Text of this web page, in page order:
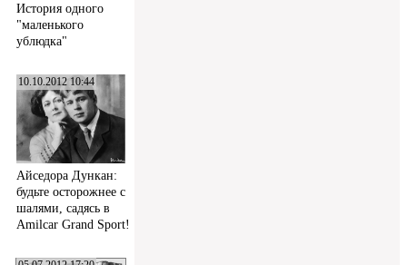
История одного
"маленького
ублюдка"
10.10.2012 10:44
Айседора Дункан:
будьте осторожнее с
шалями, садясь в
Amilcar Grand Sport!